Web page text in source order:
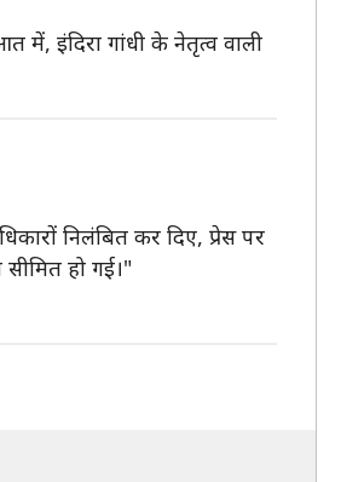
इंदिरा गांधी के नेतृत्व वाली
निलंबित कर दिए, प्रेस पर
हो गई।"